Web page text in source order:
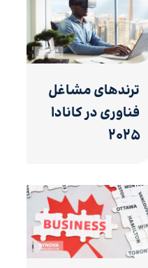
ترندهای مشاغل
فناوری در کانادا
۲۰۲۵